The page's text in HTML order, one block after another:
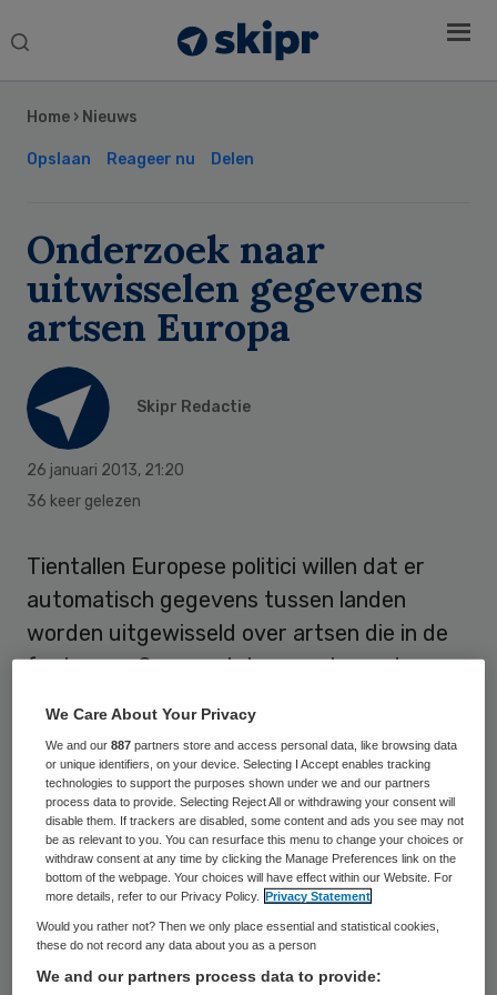
Search
Home › Nieuws
Opslaan Reageer nu Delen
Onderzoek naar
uitwisselen gegevens
artsen Europa
Skipr Redactie
26 januari 2013, 21:20
36 keer gelezen
Tientallen Europese politici willen dat er
automatisch gegevens tussen landen
worden uitgewisseld over artsen die in de
fout gaan. Op voorstel van onder anderen
hoe dat het beste kan worden geregeld.
Omtzigt wil dat de 47 landen die lid zijn van
de Raad van Europa verplicht gegevens
gaan uitwisselen. Daarmee zou voorkomen
moeten worden dat artsen die in het ene
land worden geschorst of veroordeeld, in
een ander land weer aan het werk gaan.
Sidebar
We Care About Your Privacy
We and our887 partners store and access personal data, like browsing data
or unique identifiers, on your device. Selecting I Accept enables tracking
technologies to support the purposes shown under we and our partners
process data to provide. Selecting Reject All or withdrawing your consent will
disable them. If trackers are disabled, some content and ads you see may not
be as relevant to you. You can resurface this menu to change your choices or
withdraw consent at any time by clicking the Manage Preferences link on the
bottom of the webpage. Your choices will have effect within our Website. For
more details, refer to our Privacy Policy.
Privacy Statement
Would you rather not? Then we only place essential and statistical cookies,
these do not record any data about you as a person
We and our partners process data to provide: